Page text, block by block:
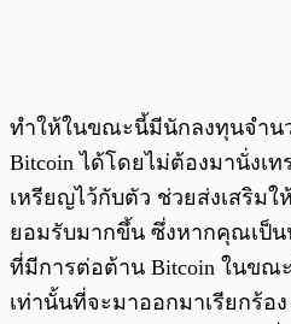
ทำให้ในขณะนี้มีนักลงทุนจำน
Bitcoin ได้โดยไม่ต้องมานั่งเท
เหรียญไว้กับตัว ช่วยส่งเสริมใ
ยอมรับมากขึ้น ซึ่งหากคุณเป็น
ที่มีการต่อต้าน Bitcoin ในขณ
เท่านั้นที่จะมาออกมาเรียกร้อ